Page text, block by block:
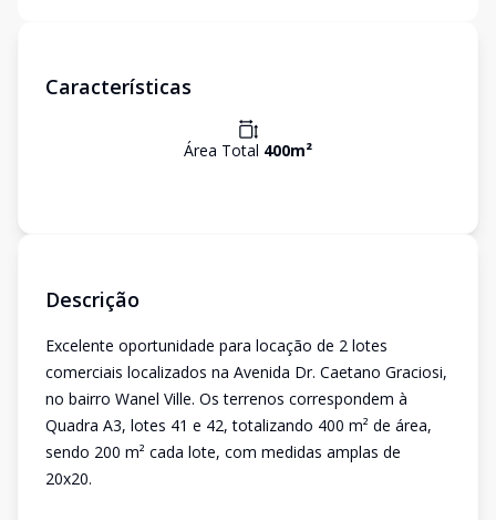
Características
Área Total 400m²
Descrição
Excelente oportunidade para locação de 2 lotes
comerciais localizados na Avenida Dr. Caetano Graciosi,
no bairro Wanel Ville. Os terrenos correspondem à
Quadra A3, lotes 41 e 42, totalizando 400 m² de área,
sendo 200 m² cada lote, com medidas amplas de
20x20.